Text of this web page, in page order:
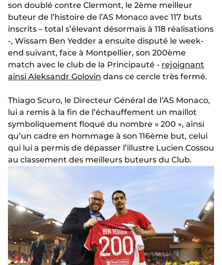
son doublé contre Clermont, le 2ème meilleur
buteur de l’histoire de l’AS Monaco avec 117 buts
inscrits – total s’élevant désormais à 118 réalisations
-, Wissam Ben Yedder a ensuite disputé le week-
end suivant, face à Montpellier, son 200ème
match avec le club de la Principauté - rejoignant
ainsi Aleksandr Golovin dans ce cercle très fermé.
Thiago Scuro, le Directeur Général de l’AS Monaco,
lui a remis à la fin de l’échauffement un maillot
symboliquement floqué du nombre « 200 », ainsi
qu’un cadre en hommage à son 116ème but, celui
qui lui a permis de dépasser l’illustre Lucien Cossou
au classement des meilleurs buteurs du Club.